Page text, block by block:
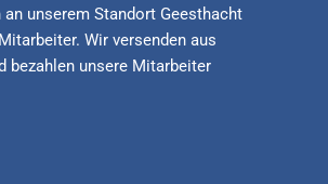
unserem Standort Geesthacht
Wir versenden aus
bezahlen unsere Mitarbeiter